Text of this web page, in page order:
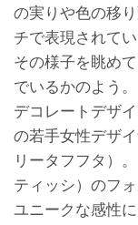
の実りや色の移
チで表現されてい
その様子を眺め
でいるかのよう。
デコレートデザ
の若手女性デザ
リータフフタ）
ティッシ）のフ
ユニークな感性